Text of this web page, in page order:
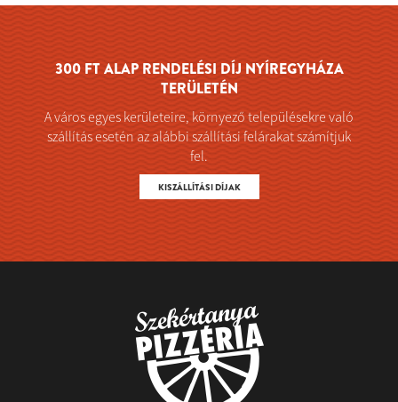
300 FT ALAP RENDELÉSI DÍJ NYÍREGYHÁZA
TERÜLETÉN
A város egyes kerületeire, környező településekre való
szállítás esetén az alábbi szállítási felárakat számítjuk
fel.
KISZÁLLÍTÁSI DÍJAK